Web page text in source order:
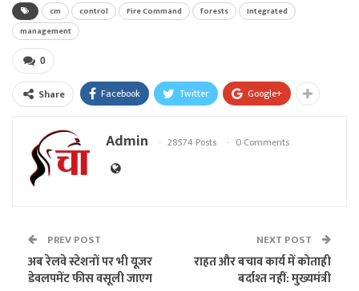
cm control Fire Command forests
Integrated
management
0
Share Facebook Twitter Google+
Admin 28574 Posts 0 Comments
PREV POST
अब रेलवे स्टेशनों पर भी यूजर
डेवलपमेंट फीस वसूली जाएग
NEXT POST
राहत और बचाव कार्य में कोताही
बर्दाश्त नहीं: मुख्यमंत्री